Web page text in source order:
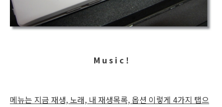
M u s i c !
메뉴는 지금 재생, 노래, 내 재생목록, 옵션 이렇게 4가지 탭으